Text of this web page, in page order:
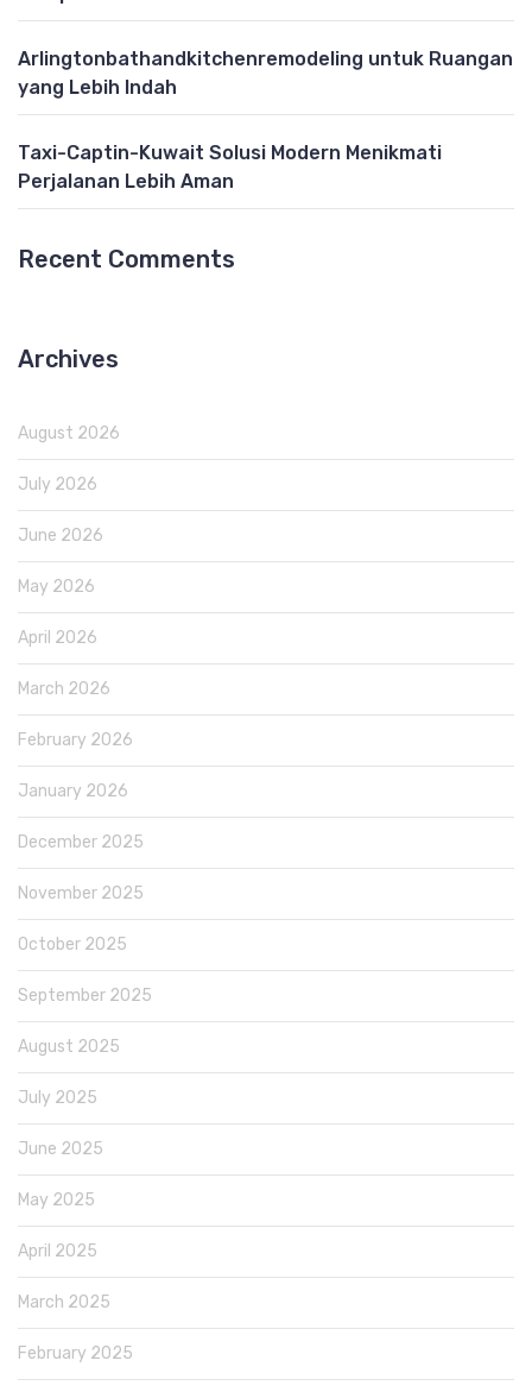
Arlingtonbathandkitchenremodeling untuk Ruangan
yang Lebih Indah
Taxi-Captin-Kuwait Solusi Modern Menikmati
Perjalanan Lebih Aman
Recent Comments
Archives
August 2026
July 2026
June 2026
May 2026
April 2026
March 2026
February 2026
January 2026
December 2025
November 2025
October 2025
September 2025
August 2025
July 2025
June 2025
May 2025
April 2025
March 2025
February 2025